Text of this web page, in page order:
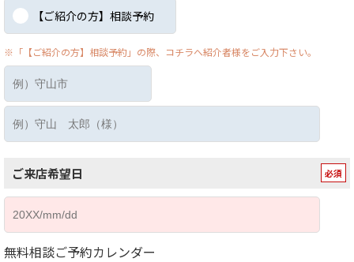
【ご紹介の方】相談予約
※「【ご紹介の方】相談予約」の際、コチラへ紹介者様をご入力下さい。
ご来店希望日
無料相談ご予約カレンダー